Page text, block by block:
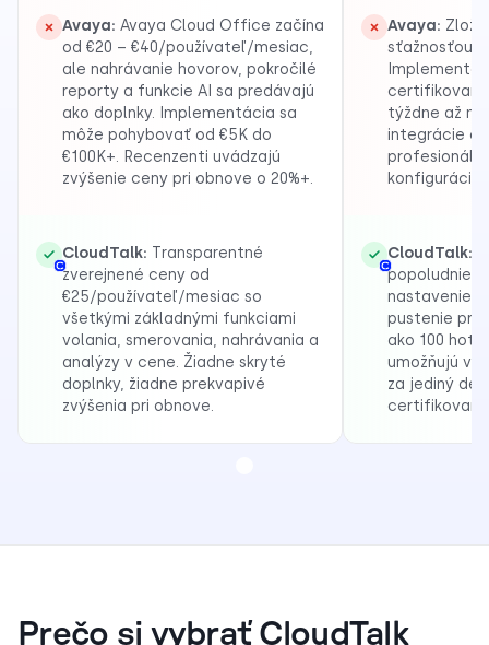
Avaya: Avaya Cloud Office začína
od €20 – €40/používateľ/mesiac,
ale nahrávanie hovorov, pokročilé
reporty a funkcie AI sa predávajú
ako doplnky. Implementácia sa
môže pohybovať od €5K do
€100K+. Recenzenti uvádzajú
zvýšenie ceny pri obnove o 20%+.
CloudTalk: Transparentné
zverejnené ceny od
€25/používateľ/mesiac so
všetkými základnými funkciami
volania, smerovania, nahrávania a
analýzy v cene. Žiadne skryté
doplnky, žiadne prekvapivé
zvýšenia pri obnove.
Avaya:
sťažnosťou
týždne až
integrácie
konfiguráciu.
CloudTalk:
popoludnie.
nastavenie,
pustenie pre
ako 100
umožňujú
za jediný
Prečo si vybrať CloudTalk